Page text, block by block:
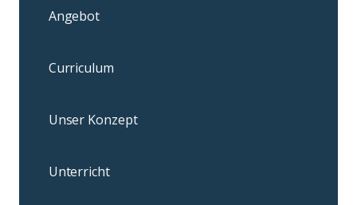
Angebot
Curriculum
Unser Konzept
Unterricht